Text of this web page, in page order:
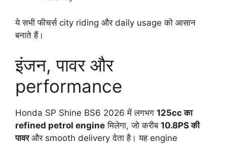
ये सभी फीचर्स city riding और daily usage को आसान
बनाते हैं।
इंजन, पावर और
performance
Honda SP Shine BS6 2026 में लगभग 125cc का
refined petrol engine मिलेगा, जो करीब 10.8PS की
पावरऔर smooth delivery देता है। यह engine